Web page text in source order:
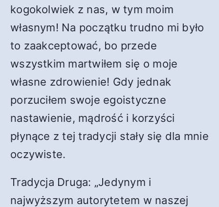
kogokolwiek z nas, w tym moim
własnym! Na początku trudno mi było
to zaakceptować, bo przede
wszystkim martwiłem się o moje
własne zdrowienie! Gdy jednak
porzuciłem swoje egoistyczne
nastawienie, mądrość i korzyści
płynące z tej tradycji stały się dla mnie
oczywiste.
Tradycja Druga: „Jedynym i
najwyższym autorytetem w naszej